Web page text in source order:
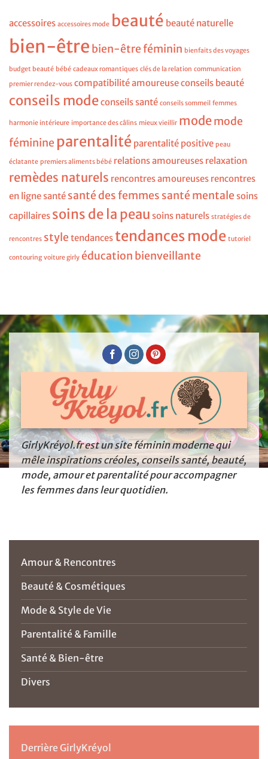
accessoires accessoires mode beauté beauté naturelle
bien-être bien-être féminin bienfaits des voyages
budget beauté bébé cadeaux romantiques clés de la relation communication
premier rendez-vous compatibilité amoureuseconseils beauté
conseils modeconseils santé conseils sommeil femmes
harmonie intérieure importance des câlins mieux vieillir modemode
féminine parentalité parentalité positive peau
éclatante premiers aliments bébé relations amoureuses relaxation
remèdes naturels rencontres amoureuses rencontres
en ligne santé santé des femmes santé mentale soins
capillaires soins de la peau soins naturels stratégies de
rencontres style tendances tendances mode tutoriel
contouring voiture girly éducation bienveillante
GirlyKréyol.fr est un site féminin moderne qui
mêle inspirations créoles, conseils santé, beauté,
mode, amour et parentalité pour accompagner
les femmes dans leur quotidien.
Amour & Rencontres
Beauté & Cosmétiques
Mode & Style de Vie
Parentalité & Famille
Santé & Bien-être
Divers
Derrière GirlyKréyol